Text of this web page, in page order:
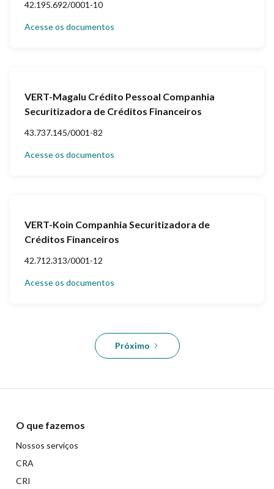
42.195.692/0001-10
Acesse os documentos
VERT-Magalu Crédito Pessoal Companhia
Securitizadora de Créditos Financeiros
43.737.145/0001-82
Acesse os documentos
VERT-Koin Companhia Securitizadora de
Créditos Financeiros
42.712.313/0001-12
Acesse os documentos
Próximo
O que fazemos
Nossos serviços
CRA
CRI